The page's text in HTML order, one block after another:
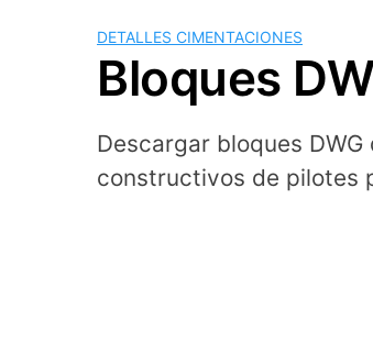
DETALLES CIMENTACIONES
Bloques
Descargar bloques
constructivos de pilotes